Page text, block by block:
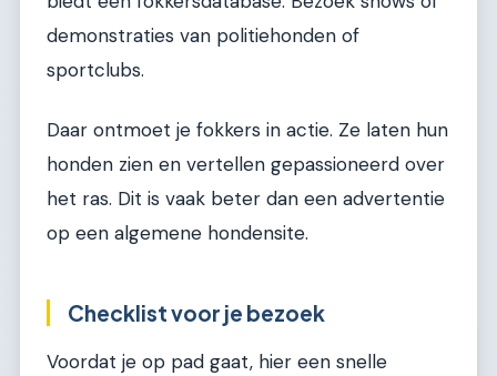
demonstraties van politiehonden of
sportclubs.
Daar ontmoet je fokkers in actie. Ze laten hun
honden zien en vertellen gepassioneerd over
het ras. Dit is vaak beter dan een advertentie
op een algemene hondensite.
Checklist voor je bezoek
Voordat je op pad gaat, hier een snelle